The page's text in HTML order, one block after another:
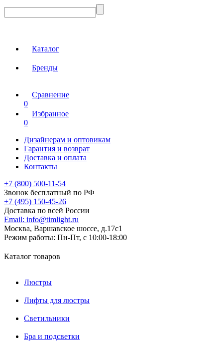
Каталог
Бренды
Сравнение
0
Избранное
0
Дизайнерам и оптовикам
Гарантия и возврат
Доставка и оплата
Контакты
+7 (800) 500-11-54
Звонок бесплатный по РФ
+7 (495) 150-45-26
Доставка по всей России
Email: info@timlight.ru
Москва, Варшавское шоссе, д.17c1
Режим работы: Пн-Пт, с 10:00-18:00
Каталог товаров
Люстры
Лифты для люстры
Светильники
Бра и подсветки